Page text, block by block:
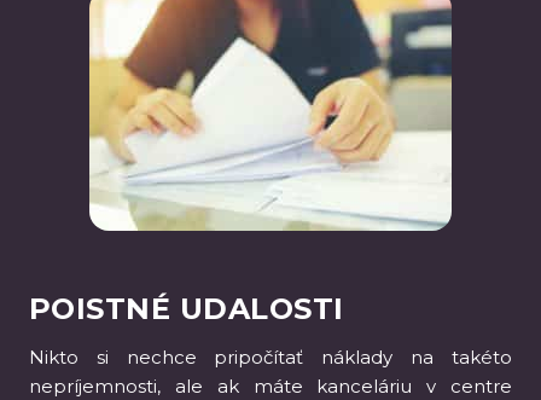
POISTNÉ UDALOSTI
Nikto si nechce pripočítať náklady na takéto
nepríjemnosti, ale ak máte kanceláriu v centre